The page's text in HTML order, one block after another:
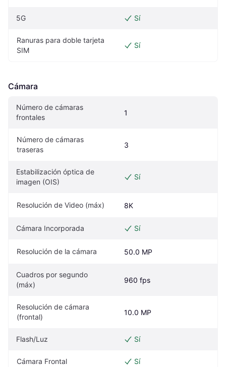
5G Sí
Ranuras para doble tarjeta
SIM
Sí
Cámara
Número de cámaras
frontales
1
Número de cámaras
traseras
3
Estabilización óptica de
imagen (OIS)
Sí
Resolución de Video (máx) 8K
Cámara Incorporada Sí
Resolución de la cámara 50.0 MP
Cuadros por segundo
(máx)
960 fps
Resolución de cámara
(frontal)
10.0 MP
Flash/Luz Sí
Cámara Frontal Sí